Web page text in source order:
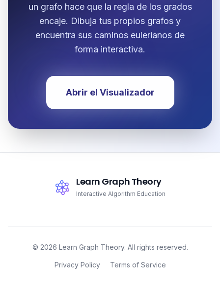
un grafo hace que la regla de los grados
encaje. Dibuja tus propios grafos y
encuentra sus caminos eulerianos de
forma interactiva.
Abrir el Visualizador
Learn Graph Theory
Interactive Algorithm Education
© 2026 Learn Graph Theory. All rights reserved.
Privacy Policy Terms of Service